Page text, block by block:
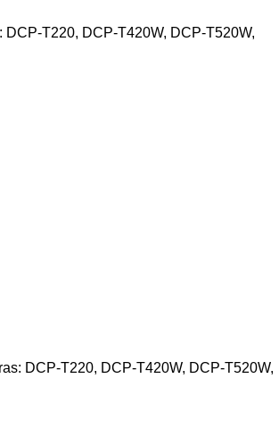
T220, DCP-T420W, DCP-T520W,
DCP-T220, DCP-T420W, DCP-T520W,